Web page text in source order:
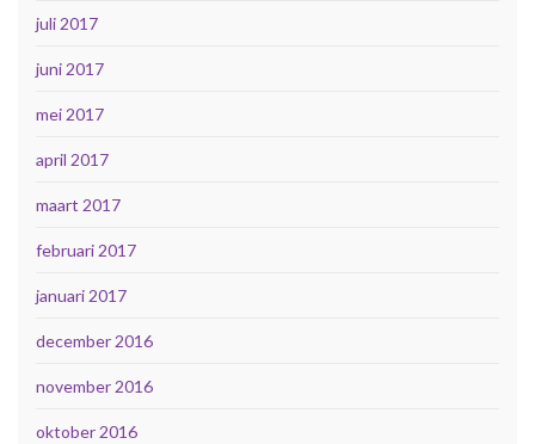
juli 2017
juni 2017
mei 2017
april 2017
maart 2017
februari 2017
januari 2017
december 2016
november 2016
oktober 2016